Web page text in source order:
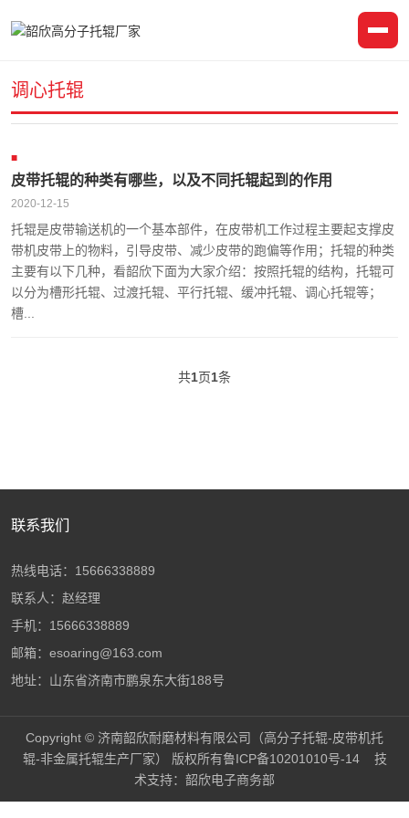
调心托辊
皮带托辊的种类有哪些，以及不同托辊起到的作用
2020-12-15
托辊是皮带输送机的一个基本部件，在皮带机工作过程主要起支撑皮
带机皮带上的物料，引导皮带、减少皮带的跑偏等作用；托辊的种类
主要有以下几种，看韶欣下面为大家介绍：按照托辊的结构，托辊可
以分为槽形托辊、过渡托辊、平行托辊、缓冲托辊、调心托辊等；
槽...
共1页1条
联系我们
热线电话：15666338889
联系人：赵经理
手机：15666338889
邮箱：esoaring@163.com
地址：山东省济南市鹏泉东大街188号
Copyright © 济南韶欣耐磨材料有限公司（高分子托辊-皮带机托
辊-非金属托辊生产厂家） 版权所有鲁ICP备10201010号-14技
术支持： 韶欣电子商务部